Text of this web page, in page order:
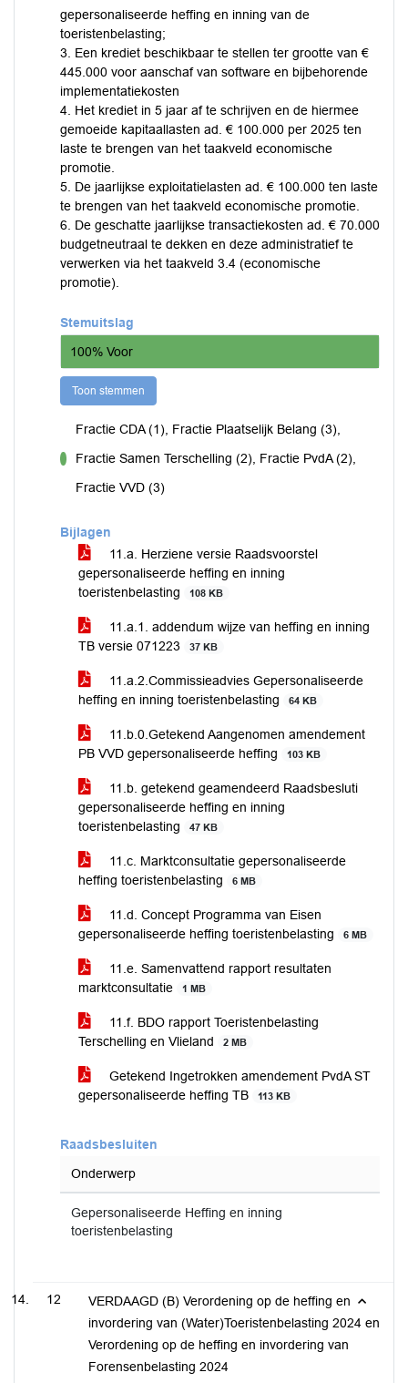
gepersonaliseerde heffing en inning van de
toeristenbelasting;
3. Een krediet beschikbaar te stellen ter grootte van €
445.000 voor aanschaf van software en bijbehorende
implementatiekosten
4. Het krediet in 5 jaar af te schrijven en de hiermee
gemoeide kapitaallasten ad. € 100.000 per 2025 ten
laste te brengen van het taakveld economische
promotie.
5. De jaarlijkse exploitatielasten ad. € 100.000 ten laste
te brengen van het taakveld economische promotie.
6. De geschatte jaarlijkse transactiekosten ad. € 70.000
budgetneutraal te dekken en deze administratief te
verwerken via het taakveld 3.4 (economische
promotie).
Stemuitslag
100% Voor
Toon stemmen
Fractie CDA (1), Fractie Plaatselijk Belang (3),
Fractie Samen Terschelling (2), Fractie PvdA (2),
Fractie VVD (3)
Bijlagen
11.a. Herziene versie Raadsvoorstel
gepersonaliseerde heffing en inning
toeristenbelasting
108 KB
11.a.1. addendum wijze van heffing en inning
TB versie 071223
37 KB
11.a.2.Commissieadvies Gepersonaliseerde
heffing en inning toeristenbelasting
64 KB
11.b.0.Getekend Aangenomen amendement
PB VVD gepersonaliseerde heffing
103 KB
11.b. getekend geamendeerd Raadsbesluti
gepersonaliseerde heffing en inning
toeristenbelasting
47 KB
11.c. Marktconsultatie gepersonaliseerde
heffing toeristenbelasting
6 MB
11.d. Concept Programma van Eisen
gepersonaliseerde heffing toeristenbelasting
6 MB
11.e. Samenvattend rapport resultaten
marktconsultatie
1 MB
11.f. BDO rapport Toeristenbelasting
Terschelling en Vlieland
2 MB
Getekend Ingetrokken amendement PvdA ST
gepersonaliseerde heffing TB
113 KB
Raadsbesluiten
Onderwerp
Gepersonaliseerde Heffing en inning
toeristenbelasting
12
VERDAAGD (B) Verordening op de heffing en
invordering van (Water)Toeristenbelasting 2024 en
Verordening op de heffing en invordering van
Forensenbelasting 2024